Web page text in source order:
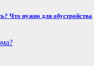
Что нужно для обустройства